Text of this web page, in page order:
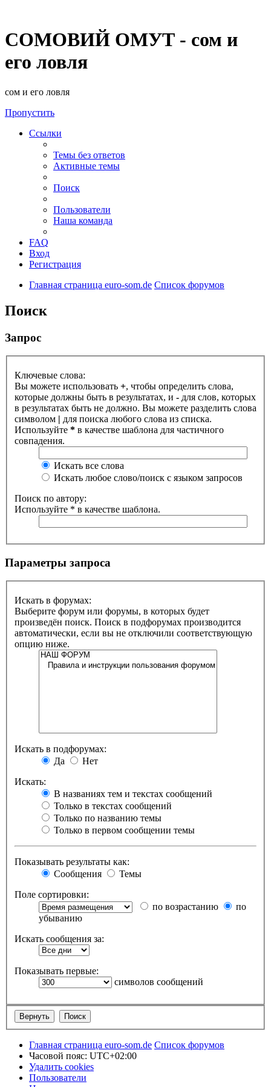
СОМОВИЙ ОМУТ - сом и
его ловля
сом и его ловля
Пропустить
Ссылки
Темы без ответов
Активные темы
Поиск
Пользователи
Наша команда
FAQ
Вход
Регистрация
Главная страница euro-som.de Список форумов
Поиск
Запрос
Ключевые слова:
Вы можете использовать +, чтобы определить слова,
которые должны быть в результатах, и - для слов, которых
в результатах быть не должно. Вы можете разделить слова
символом | для поиска любого слова из списка.
Используйте * в качестве шаблона для частичного
совпадения.
Искать все слова
Искать любое слово/поиск с языком запросов
Поиск по автору:
Используйте * в качестве шаблона.
Параметры запроса
Искать в форумах:
Выберите форум или форумы, в которых будет
произведён поиск. Поиск в подфорумах производится
автоматически, если вы не отключили соответствующую
опцию ниже.
Искать в подфорумах:
Да
Нет
Искать:
В названиях тем и текстах сообщений
Только в текстах сообщений
Только по названию темы
Только в первом сообщении темы
Показывать результаты как:
Сообщения
Темы
Поле сортировки:
по возрастанию
по
убыванию
Искать сообщения за:
Показывать первые:
символов сообщений
Главная страница euro-som.de Список форумов
Часовой пояс: UTC+02:00
Удалить cookies
Пользователи